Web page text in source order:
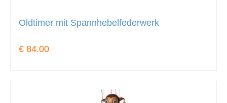
Oldtimer mit Spannhebelfederwerk
€ 84.00